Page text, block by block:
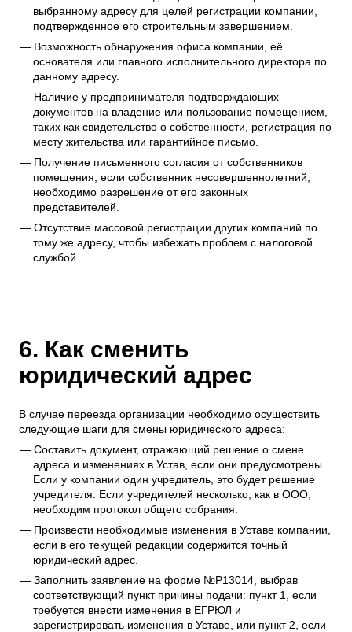
выбранному адресу для целей регистрации компании,
подтвержденное его строительным завершением.
Возможность обнаружения офиса компании, её
основателя или главного исполнительного директора по
данному адресу.
Наличие у предпринимателя подтверждающих
документов на владение или пользование помещением,
таких как свидетельство о собственности, регистрация по
месту жительства или гарантийное письмо.
Получение письменного согласия от собственников
помещения; если собственник несовершеннолетний,
необходимо разрешение от его законных
представителей.
Отсутствие массовой регистрации других компаний по
тому же адресу, чтобы избежать проблем с налоговой
службой.
6. Как сменить
юридический адрес
В случае переезда организации необходимо осуществить
следующие шаги для смены юридического адреса:
Составить документ, отражающий решение о смене
адреса и изменениях в Устав, если они предусмотрены.
Если у компании один учредитель, это будет решение
учредителя. Если учредителей несколько, как в ООО,
необходим протокол общего собрания.
Произвести необходимые изменения в Уставе компании,
если в его текущей редакции содержится точный
юридический адрес.
Заполнить заявление на форме №Р13014, выбрав
соответствующий пункт причины подачи: пункт 1, если
требуется внести изменения в ЕГРЮЛ и
зарегистрировать изменения в Уставе, или пункт 2, если